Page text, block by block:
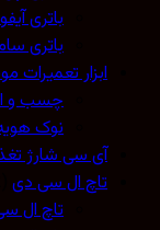
باتری آیفون(0)
باتری
ابزار تعمیرات موبایل
چسب و
نوک هویه(5)
آی سی شارژ تغذیه و
تاچ ال سی دی(12)
تاچ ال سی